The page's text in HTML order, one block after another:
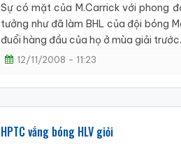
Sự có mặt của M.Carrick với phong
tưởng như đã làm BHL của đội bóng
đuổi hàng đầu của họ ở mùa giải
12/11/2008 - 11:23
HPTC vắng bóng HLV giỏi